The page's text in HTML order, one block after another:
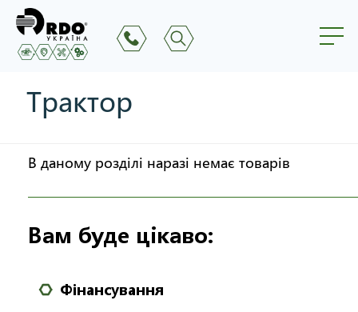
Трактор
В даному розділі наразі немає товарів
Вам буде цікаво:
Фінансування